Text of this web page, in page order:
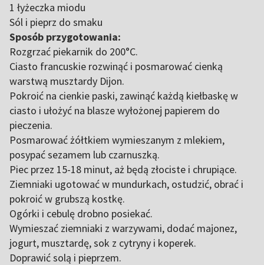
1 łyżeczka miodu
Sól i pieprz do smaku
Sposób przygotowania:
Rozgrzać piekarnik do 200°C.
Ciasto francuskie rozwinąć i posmarować cienką
warstwą musztardy Dijon.
Pokroić na cienkie paski, zawinąć każdą kiełbaskę w
ciasto i ułożyć na blasze wyłożonej papierem do
pieczenia.
Posmarować żółtkiem wymieszanym z mlekiem,
posypać sezamem lub czarnuszką.
Piec przez 15-18 minut, aż będą złociste i chrupiące.
Ziemniaki ugotować w mundurkach, ostudzić, obrać i
pokroić w grubszą kostkę.
Ogórki i cebulę drobno posiekać.
Wymieszać ziemniaki z warzywami, dodać majonez,
jogurt, musztardę, sok z cytryny i koperek.
Doprawić solą i pieprzem.